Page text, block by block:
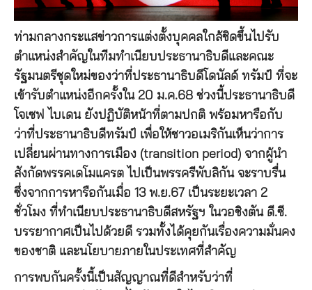
ท่ามกลางกระแสข่าวการแต่งตั้งบุคคลใกล้ชิดขึ้นไปรับ
ตำแหน่งสำคัญในทีมทำเนียบประธานาธิบดีและคณะ
รัฐมนตรีชุดใหม่ของว่าที่ประธานาธิบดีโดนัลด์ ทรัมป์ ที่จะ
เข้ารับตำแหน่งอีกครั้งใน 20 ม.ค.68 ช่วงนี้ประธานาธิบดี
โจเซฟ ไบเดน ยังปฏิบัติหน้าที่ตามปกติ พร้อมหารือกับ
ว่าที่ประธานาธิบดีทรัมป์ เพื่อให้ชาวอเมริกันเห็นว่าการ
เปลี่ยนผ่านทางการเมือง (transition period) จากผู้นำ
สังกัดพรรคเดโมแครต ไปเป็นพรรครีพับลิกัน จะราบรื่น
ซึ่งจากการหารือกันเมื่อ 13 พ.ย.67 เป็นระยะเวลา 2
ชั่วโมง ที่ทำเนียบประธานาธิบดีสหรัฐฯ ในวอชิงตัน ดี.ซี.
บรรยากาศเป็นไปด้วยดี รวมทั้งได้คุยกันเรื่องความมั่นคง
ของชาติ และนโยบายภายในประเทศที่สำคัญ
การพบกันครั้งนี้เป็นสัญญาณที่ดีสำหรับว่าที่